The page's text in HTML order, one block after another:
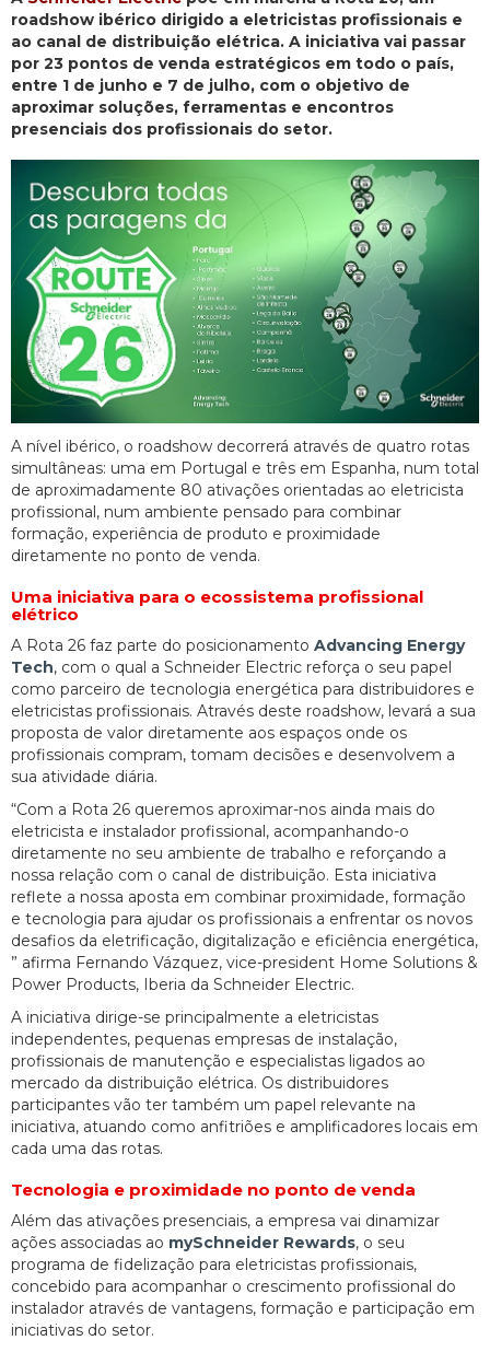
roadshow ibérico dirigido a eletricistas profissionais e
ao canal de distribuição elétrica. A iniciativa vai passar
por 23 pontos de venda estratégicos em todo o país,
entre 1 de junho e 7 de julho, com o objetivo de
aproximar soluções, ferramentas e encontros
presenciais dos profissionais do setor.
A nível ibérico, o roadshow decorrerá através de quatro rotas
simultâneas: uma em Portugal e três em Espanha, num total
de aproximadamente 80 ativações orientadas ao eletricista
profissional, num ambiente pensado para combinar
formação, experiência de produto e proximidade
diretamente no ponto de venda.
Uma iniciativa para o ecossistema profissional
elétrico
A Rota 26 faz parte do posicionamento Advancing Energy
Tech, com o qual a Schneider Electric reforça o seu papel
como parceiro de tecnologia energética para distribuidores e
eletricistas profissionais. Através deste roadshow, levará a sua
proposta de valor diretamente aos espaços onde os
profissionais compram, tomam decisões e desenvolvem a
sua atividade diária.
“Com a Rota 26 queremos aproximar-nos ainda mais do
eletricista e instalador profissional, acompanhando-o
diretamente no seu ambiente de trabalho e reforçando a
nossa relação com o canal de distribuição. Esta iniciativa
reflete a nossa aposta em combinar proximidade, formação
e tecnologia para ajudar os profissionais a enfrentar os novos
desafios da eletrificação, digitalização e eficiência energética,
” afirma Fernando Vázquez, vice-president Home Solutions &
Power Products, Iberia da Schneider Electric.
A iniciativa dirige-se principalmente a eletricistas
independentes, pequenas empresas de instalação,
profissionais de manutenção e especialistas ligados ao
mercado da distribuição elétrica. Os distribuidores
participantes vão ter também um papel relevante na
iniciativa, atuando como anfitriões e amplificadores locais em
cada uma das rotas.
Tecnologia e proximidade no ponto de venda
Além das ativações presenciais, a empresa vai dinamizar
ações associadas ao mySchneider Rewards, o seu
programa de fidelização para eletricistas profissionais,
concebido para acompanhar o crescimento profissional do
instalador através de vantagens, formação e participação em
iniciativas do setor.